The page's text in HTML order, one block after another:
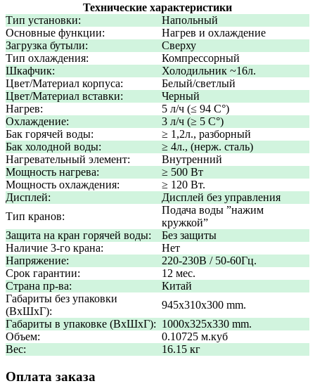
Технические характеристики
Тип установки:
Напольный
Основные функции:
Нагрев и охлаждение
Загрузка бутыли:
Сверху
Тип охлаждения:
Компрессорный
Шкафчик:
Холодильник ~16л.
Цвет/Материал корпуса:
Белый/светлый
Цвет/Материал вставки:
Черный
Нагрев:
5 л/ч (≤ 94 C°)
Охлаждение:
3 л/ч (≥ 5 C°)
Бак горячей воды:
≥ 1,2л., разборный
Бак холодной воды:
≥ 4л., (нерж. сталь)
Нагревательный элемент:
Внутренний
Мощность нагрева:
≥ 500 Вт
Мощность охлаждения:
≥ 120 Вт.
Дисплей:
Дисплей без управления
Тип кранов:
Подача воды ”нажим
кружкой”
Защита на кран горячей воды:
Без защиты
Наличие 3-го крана:
Нет
Напряжение:
220-230В / 50-60Гц.
Срок гарантии:
12 мес.
Страна пр-ва:
Китай
Габариты без упаковки
(ВxШxГ):
945x310x300 mm.
Габариты в упаковке (ВxШxГ): 1000x325x330 mm.
Объем:
0.10725 м.куб
Вес:
16.15 кг
Оплата заказа